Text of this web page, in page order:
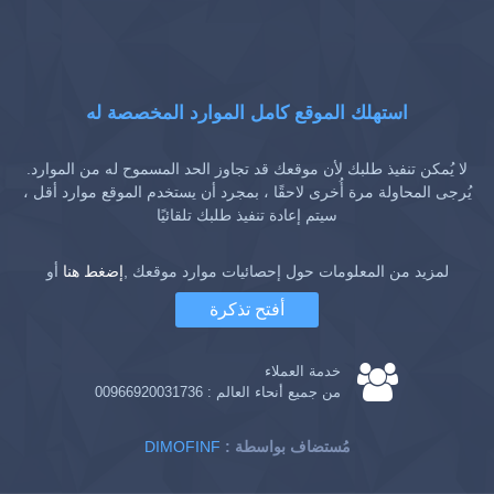
استهلك الموقع كامل الموارد المخصصة له
لا يُمكن تنفيذ طلبك لأن موقعك قد تجاوز الحد المسموح له من الموارد.
يُرجى المحاولة مرة أُخرى لاحقًا ، بمجرد أن يستخدم الموقع موارد أقل ،
سيتم إعادة تنفيذ طلبك تلقائيًا
لمزيد من المعلومات حول إحصائيات موارد موقعك ,إضغط هنا أو
أفتح تذكرة
خدمة العملاء
من جميع أنحاء العالم : 00966920031736
DIMOFINF : مُستضاف بواسطة